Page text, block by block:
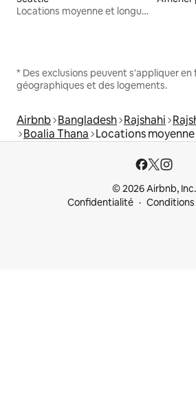
Locations moyenne et longue durée
* Des exclusions peuvent s'appliquer en
géographiques et des logements.
Airbnb Bangladesh Rajshahi
Boalia Thana Locations
© 2026 Airbnb, Inc.
Confidentialité